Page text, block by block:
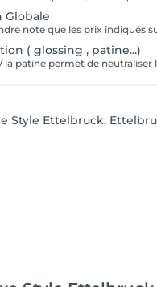
Globale
( glossing , patine...)